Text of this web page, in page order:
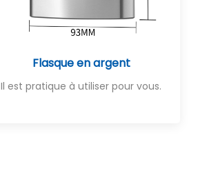
Flasque en argent
Il est pratique à utiliser pour vous.